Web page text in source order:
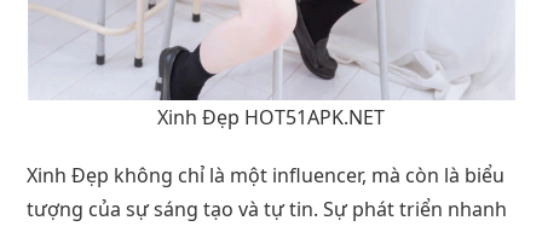
Xinh Đẹp HOT51APK.NET
Xinh Đẹp không chỉ là một influencer, mà còn là biểu
tượng của sự sáng tạo và tự tin. Sự phát triển nhanh